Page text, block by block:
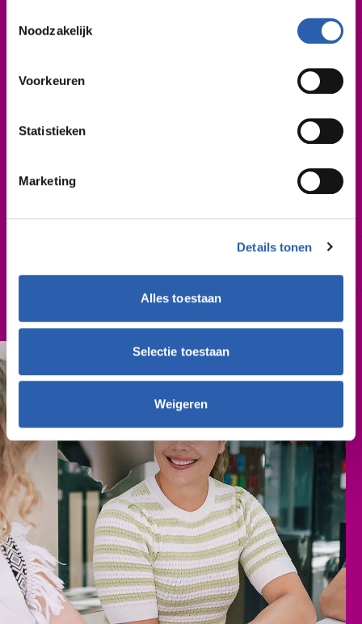
We werken samen met
die uw gegevens
Noodzakelijk
Voorkeuren
Statistieken
Marketing
Details tonen
Alles toestaan
Selectie toestaan
Weigeren
Morsweg 4, Rijssen
Lansinkesweg 28a, Hengelo
Veldkampsweg 24, Almelo
toelichting zie “Kosten”